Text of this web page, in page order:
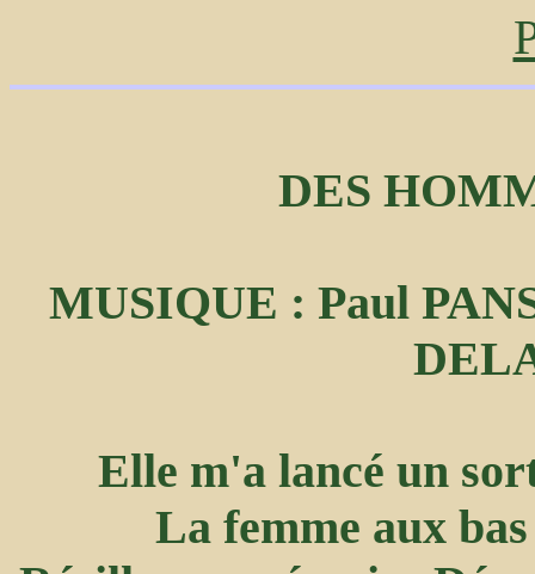
DES
MUSIQUE : Paul
Elle m'a lancé un
La femme aux